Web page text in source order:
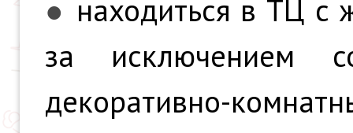
● находиться в ТЦ с
за исключением
декоративно-